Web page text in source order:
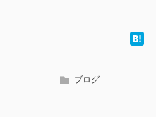
ブログ